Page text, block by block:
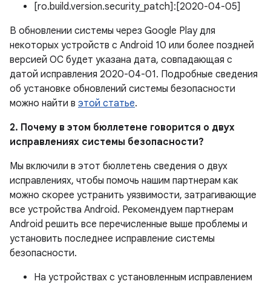
[ro.build.version.security_patch]:[2020-04-05]
В обновлении системы через Google Play для
некоторых устройств с Android 10 или более поздней
версией ОС будет указана дата, совпадающая с
датой исправления 2020-04-01. Подробные сведения
об установке обновлений системы безопасности
можно найти в этой статье.
2. Почему в этом бюллетене говорится о двух
исправлениях системы безопасности?
Мы включили в этот бюллетень сведения о двух
исправлениях, чтобы помочь нашим партнерам как
можно скорее устранить уязвимости, затрагивающие
все устройства Android. Рекомендуем партнерам
Android решить все перечисленные выше проблемы и
установить последнее исправление системы
безопасности.
На устройствах с установленным исправлением